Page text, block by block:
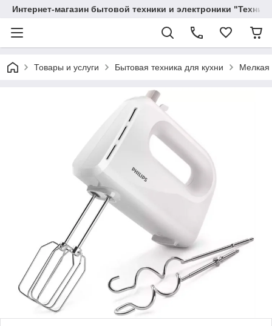
Интернет-магазин бытовой техники и электроники
Товары и услуги Бытовая техника для кухни Мелкая